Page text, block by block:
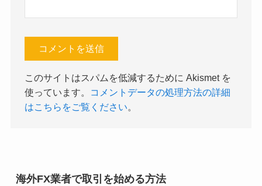
このサイトはスパムを低減するために Akismet を
使っています。
コメントデータの処理方法の詳細
はこちらをご覧ください。
海外FX業者で取引を始める方法